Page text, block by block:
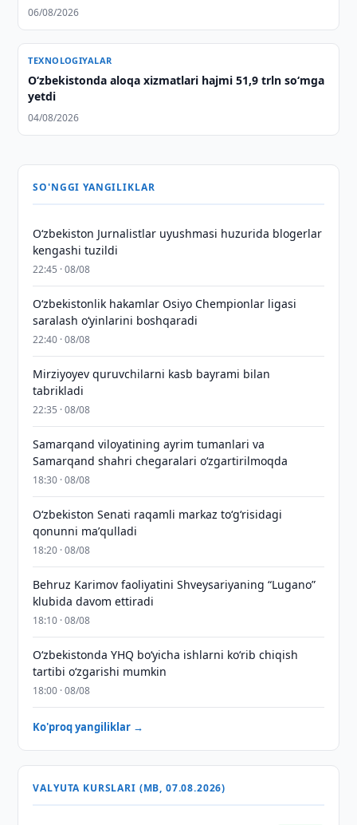
06/08/2026
TEXNOLOGIYALAR
O‘zbekistonda aloqa xizmatlari hajmi 51,9 trln so‘mga
yetdi
04/08/2026
SO'NGGI YANGILIKLAR
O‘zbekiston Jurnalistlar uyushmasi huzurida blogerlar
kengashi tuzildi
22:45 · 08/08
O‘zbekistonlik hakamlar Osiyo Chempionlar ligasi
saralash o‘yinlarini boshqaradi
22:40 · 08/08
Mirziyoyev quruvchilarni kasb bayrami bilan
tabrikladi
22:35 · 08/08
Samarqand viloyatining ayrim tumanlari va
Samarqand shahri chegaralari oʻzgartirilmoqda
18:30 · 08/08
Oʻzbekiston Senati raqamli markaz toʻgʻrisidagi
qonunni maʼqulladi
18:20 · 08/08
Behruz Karimov faoliyatini Shveysariyaning “Lugano”
klubida davom ettiradi
18:10 · 08/08
O‘zbekistonda YHQ bo‘yicha ishlarni ko‘rib chiqish
tartibi o‘zgarishi mumkin
18:00 · 08/08
Ko'proq yangiliklar →
VALYUTA KURSLARI (MB, 07.08.2026)